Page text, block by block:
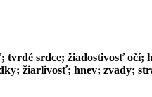
tvrdé srdce; žiadostivosť
žiarlivosť; hnev; zvady;